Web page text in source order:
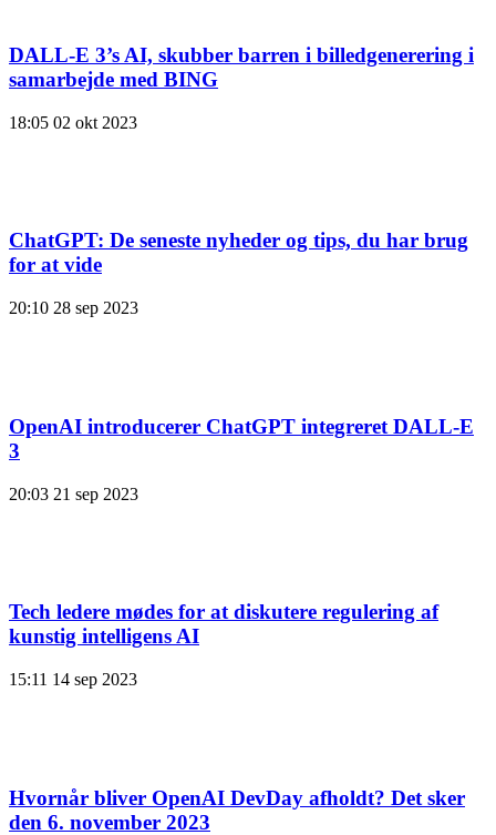
DALL-E 3’s AI, skubber barren i billedgenerering i
samarbejde med BING
18:05 02 okt 2023
ChatGPT: De seneste nyheder og tips, du har brug
for at vide
20:10 28 sep 2023
OpenAI introducerer ChatGPT integreret DALL-E
3
20:03 21 sep 2023
Tech ledere mødes for at diskutere regulering af
kunstig intelligens AI
15:11 14 sep 2023
Hvornår bliver OpenAI DevDay afholdt? Det sker
den 6. november 2023